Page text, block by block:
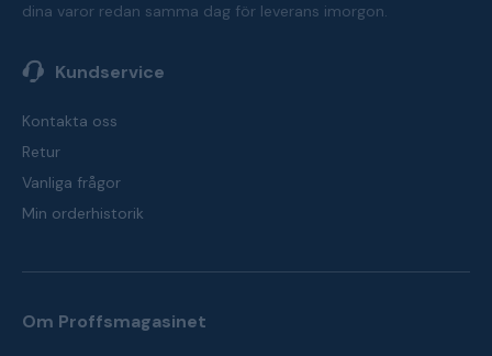
dina varor redan samma dag för leverans imorgon.
Kundservice
Kontakta oss
Retur
Vanliga frågor
Min orderhistorik
Om Proffsmagasinet